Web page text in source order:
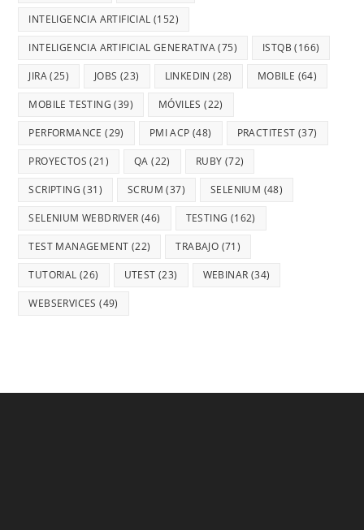
INTELIGENCIA ARTIFICIAL (152)
INTELIGENCIA ARTIFICIAL GENERATIVA(75) ISTQB (166)
JIRA(25) JOBS (23) LINKEDIN (28) MOBILE (64)
MOBILE TESTING (39) MÓVILES (22)
PERFORMANCE (29) PMI ACP (48) PRACTITEST (37)
PROYECTOS (21) QA (22) RUBY (72)
SCRIPTING (31) SCRUM (37) SELENIUM (48)
SELENIUM WEBDRIVER (46) TESTING (162)
TEST MANAGEMENT (22) TRABAJO (71)
TUTORIAL (26) UTEST (23) WEBINAR (34)
WEBSERVICES (49)